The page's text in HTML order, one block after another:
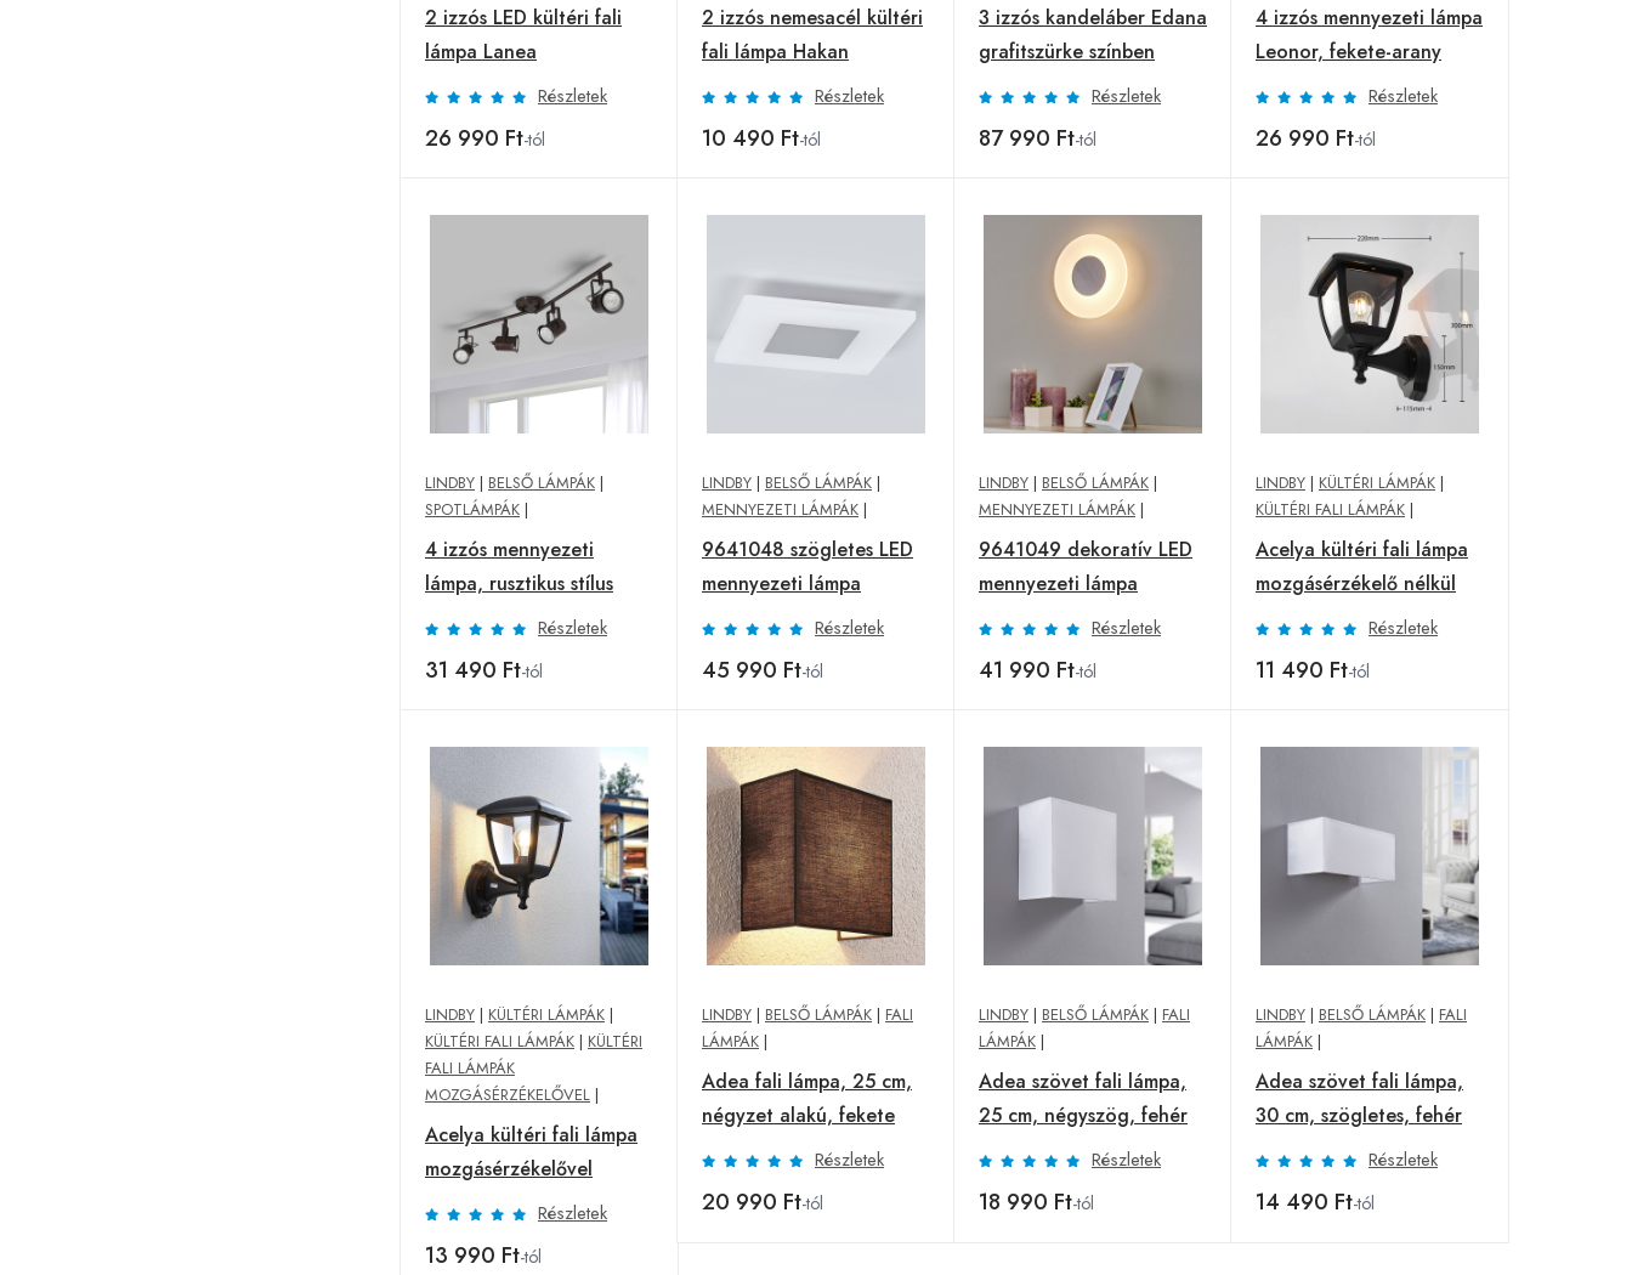
2 izzós LED kültéri fali
lámpa Lanea
Részletek
26 990 Ft-tól
2 izzós nemesacél kültéri
fali lámpa Hakan
Részletek
10 490 Ft-tól
3 izzós kandeláber Edana
grafitszürke színben
Részletek
87 990 Ft-tól
4 izzós mennyezeti lámpa
Leonor, fekete-arany
Részletek
26 990 Ft-tól
LINDBY | BELSŐ LÁMPÁK |
SPOTLÁMPÁK |
4 izzós mennyezeti
lámpa, rusztikus stílus
Részletek
31 490 Ft-tól
LINDBY | BELSŐ LÁMPÁK |
MENNYEZETI LÁMPÁK |
9641048 szögletes LED
mennyezeti lámpa
Részletek
45 990 Ft-tól
LINDBY | BELSŐ LÁMPÁK |
MENNYEZETI LÁMPÁK |
9641049 dekoratív LED
mennyezeti lámpa
Részletek
41 990 Ft-tól
LINDBY | KÜLTÉRI LÁMPÁK |
KÜLTÉRI FALI LÁMPÁK |
Acelya kültéri fali lámpa
mozgásérzékelő nélkül
Részletek
11 490 Ft-tól
LINDBY | KÜLTÉRI LÁMPÁK |
KÜLTÉRI FALI LÁMPÁK | KÜLTÉRI
FALI LÁMPÁK
MOZGÁSÉRZÉKELŐVEL |
Acelya kültéri fali lámpa
mozgásérzékelővel
Részletek
13 990 Ft-tól
LINDBY | BELSŐ LÁMPÁK | FALI
LÁMPÁK |
Adea fali lámpa, 25 cm,
négyzet alakú, fekete
Részletek
20 990 Ft-tól
LINDBY | BELSŐ LÁMPÁK | FALI
LÁMPÁK |
Adea szövet fali lámpa,
25 cm, négyszög, fehér
Részletek
18 990 Ft-tól
LINDBY | BELSŐ LÁMPÁK | FALI
LÁMPÁK |
Adea szövet fali lámpa,
30 cm, szögletes, fehér
Részletek
14 490 Ft-tól